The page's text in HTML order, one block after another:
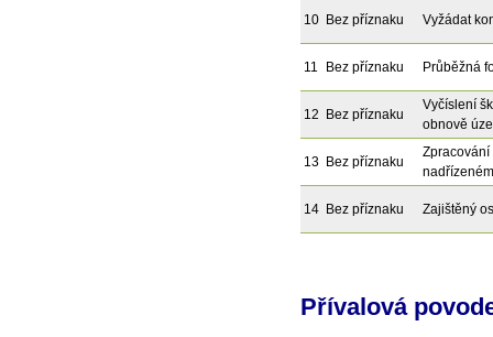
10 Bez příznaku Vyžádat
11 Bez příznaku Průběžná
12 Bez příznaku
Vyčíslení
obnově
13 Bez příznaku
Zpracování
14 Bez příznaku Zajištěný
Přívalová